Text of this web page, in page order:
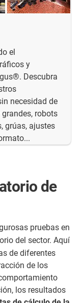
el
y
Descubra
necesidad de
robots
grúas, ajustes
de
pruebas en
del sector. Aquí
de diferentes
de los
los resultados